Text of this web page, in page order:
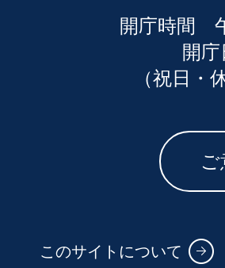
開庁時間
開
（祝日
このサイトについて